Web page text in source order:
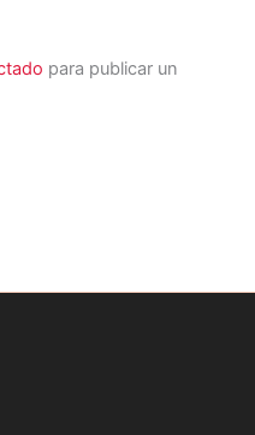
para publicar un